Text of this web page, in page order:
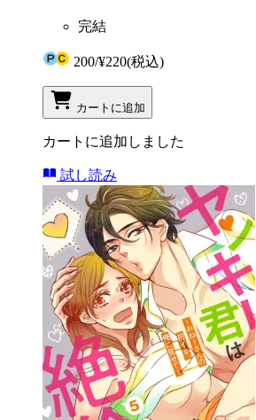
完結
200/¥220(税込)
カートに追加
カートに追加しました
試し読み